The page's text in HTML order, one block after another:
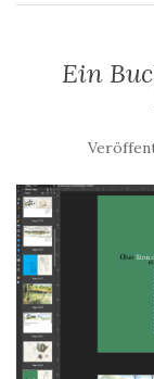
Ein